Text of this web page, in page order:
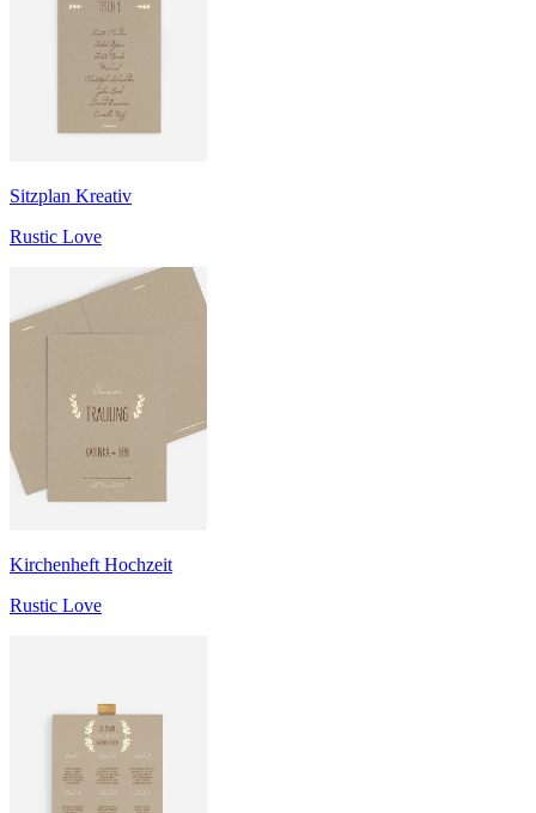
Sitzplan Kreativ
Rustic Love
Kirchenheft Hochzeit
Rustic Love